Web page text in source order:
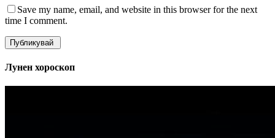
Save my name, email, and website in this browser for the next
time I comment.
Лунен хороскоп